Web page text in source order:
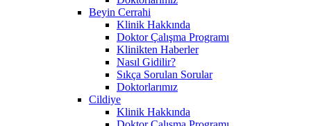
Beyin Cerrahi
Klinik Hakkında
Doktor Çalışma Programı
Klinikten Haberler
Nasıl Gidilir?
Sıkça Sorulan Sorular
Doktorlarımız
Cildiye
Klinik Hakkında